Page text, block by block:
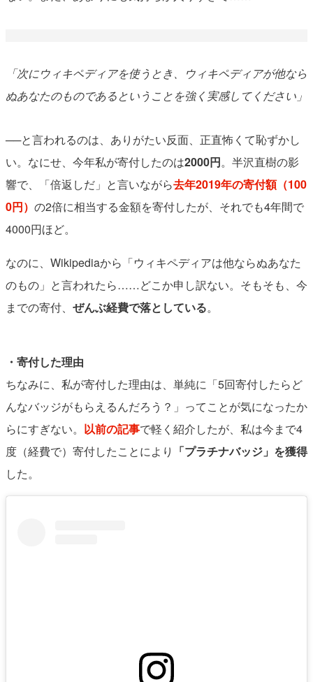
「次にウィキペディアを使うとき、ウィキペディアが他なら
ぬあなたのものであるということを強く実感してください」
──と言われるのは、ありがたい反面、正直怖くて恥ずかし
い。なにせ、今年私が寄付したのは2000円。半沢直樹の影
響で、「倍返しだ」と言いながら去年2019年の寄付額（100
0円） の2倍に相当する金額を寄付したが、それでも4年間で
4000円ほど。
なのに、Wikipediaから「ウィキペディアは他ならぬあなた
のもの」と言われたら……どこか申し訳ない。そもそも、今
までの寄付、 ぜんぶ経費で落としている。
・寄付した理由
ちなみに、私が寄付した理由は、単純に「5回寄付したらど
んなバッジがもらえるんだろう？」ってことが気になったか
らにすぎない。 以前の記事で軽く紹介したが、私は今まで4
度（経費で）寄付したことにより 「プラチナバッジ」を獲得
した。